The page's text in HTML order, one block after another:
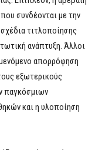
συνδέονται με την
τιτλοποίησης
ανάπτυξη. Άλλοι
απορρόφηση
εξωτερικούς
παγκόσμιων
και η υλοποίηση